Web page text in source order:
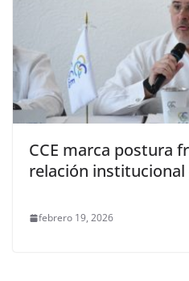
CCE marca postura
relación
febrero 19, 2026